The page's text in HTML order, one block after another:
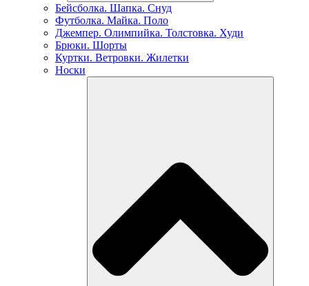
Бейсболка. Шапка. Снуд
Футболка. Майка. Поло
Джемпер. Олимпийка. Толстовка. Худи
Брюки. Шорты
Куртки. Ветровки. Жилетки
Носки